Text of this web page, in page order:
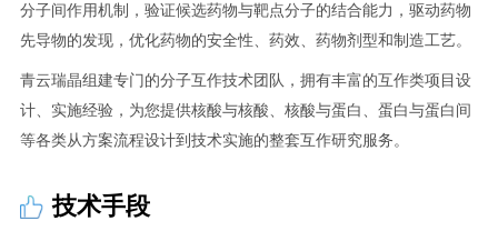
分子间作用机制，验证候选药物与靶点分子的结合能力，驱动药物
先导物的发现，优化药物的安全性、药效、药物剂型和制造工艺。
青云瑞晶组建专门的分子互作技术团队，拥有丰富的互作类项目设
计、实施经验，为您提供核酸与核酸、核酸与蛋白、蛋白与蛋白间
等各类从方案流程设计到技术实施的整套互作研究服务。
技术手段